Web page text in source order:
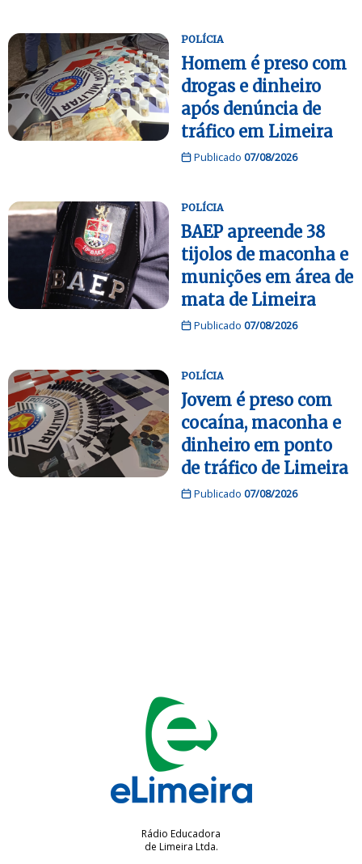
POLÍCIA
Homem é preso com
drogas e dinheiro
após denúncia de
tráfico em Limeira
Publicado 07/08/2026
POLÍCIA
BAEP apreende 38
tijolos de maconha e
munições em área de
mata de Limeira
Publicado 07/08/2026
POLÍCIA
Jovem é preso com
cocaína, maconha e
dinheiro em ponto
de tráfico de Limeira
Publicado 07/08/2026
Rádio Educadora
de Limeira Ltda.